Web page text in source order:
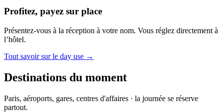
Profitez, payez sur place
Présentez-vous à la réception à votre nom. Vous réglez directement à
l’hôtel.
Tout savoir sur le day use →
Destinations du moment
Paris, aéroports, gares, centres d'affaires · la journée se réserve
partout.